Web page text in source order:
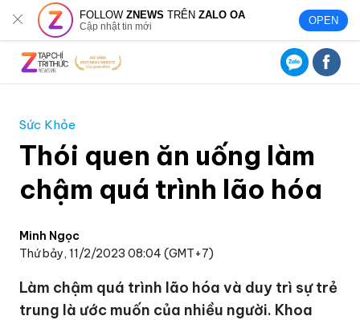
FOLLOWZNEWS TRÊNZALO OA
Cập nhật tin mới OPEN
Sức Khỏe
Thói quen ăn uống làm
chậm quá trình lão hóa
Minh Ngọc
Thứ bảy, 11/2/2023 08:04 (GMT+7)
Làm chậm quá trình lão hóa và duy trì sự trẻ
trung là ước muốn của nhiều người. Khoa